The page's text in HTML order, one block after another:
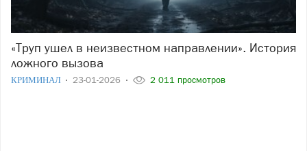
«Труп ушел в неизвестном направлении». История
ложного вызова
КРИМИНАЛ 23-01-2026 2 011 просмотров